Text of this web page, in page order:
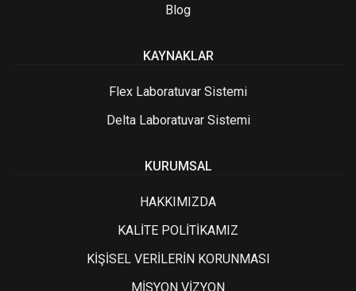
Blog
KAYNAKLAR
Flex Laboratuvar Sistemi
Delta Laboratuvar Sistemi
KURUMSAL
HAKKIMIZDA
KALİTE POLİTİKAMIZ
KİŞİSEL VERİLERİN KORUNMASI
MİSYON VİZYON